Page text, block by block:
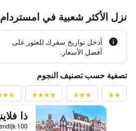
نزل الأكثر شعبية في امستردام
أدخل تواريخ سفرك للعثور على
أفضل الأسعار.
تصفية حسب تصنيف النجوم